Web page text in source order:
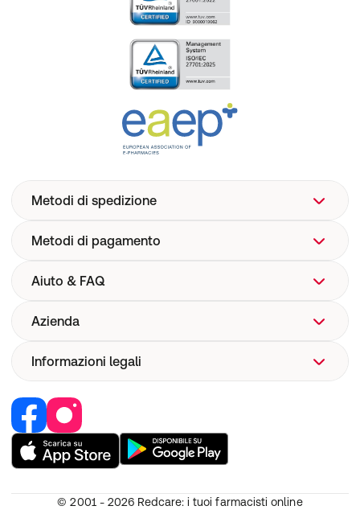
Metodi di spedizione
Metodi di pagamento
Aiuto & FAQ
Aiuto
Spedizione
Sicurezza dispositivi medici
Azienda
Chi siamo
Corporate Website
Lavoro e carriera
I nostri brand
Diventa partner
Informazioni legali
Recedere dal contratto
Responsabilità
CGV
Protezione dei dati
© 2001 - 2026 Redcare: i tuoi farmacisti online